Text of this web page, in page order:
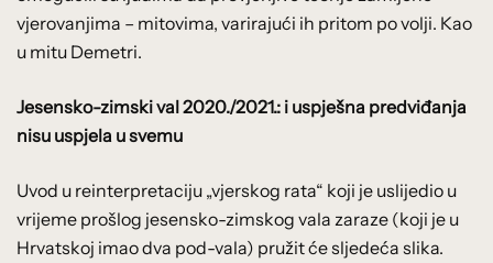
vjerovanjima – mitovima, varirajući ih pritom po volji. Kao
u mitu Demetri.
Jesensko-zimski val 2020./2021.: i uspješna predviđanja
nisu uspjela u svemu
Uvod u reinterpretaciju „vjerskog rata“ koji je uslijedio u
vrijeme prošlog jesensko-zimskog vala zaraze (koji je u
Hrvatskoj imao dva pod-vala) pružit će sljedeća slika.